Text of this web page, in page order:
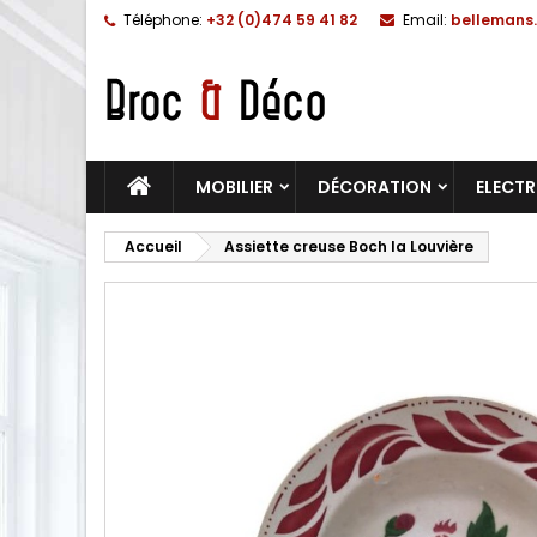
Téléphone: +32 (0)474 59 41 82 Email:
MOBILIER DÉCORATION
Accueil Assiette creuse Boch la Louvière